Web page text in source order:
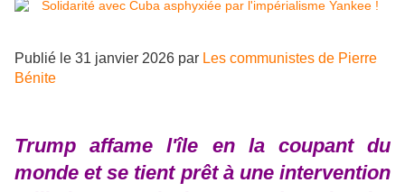
Publié le 31 janvier 2026 par Les communistes de Pierre
Bénite
Trump affame l'île en la coupant du
monde et se tient prêt à une intervention